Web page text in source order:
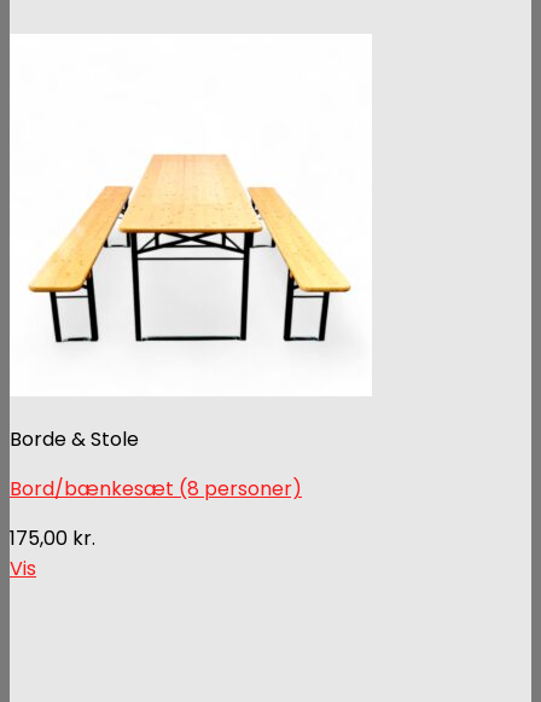
Borde & Stole
Bord/bænkesæt (8 personer)
175,00 kr.
Vis